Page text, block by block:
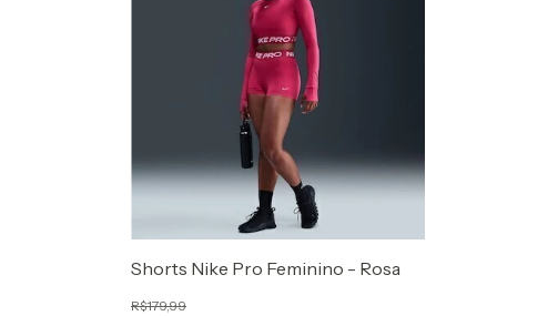
Shorts Nike Pro Feminino - Rosa
R$179,99